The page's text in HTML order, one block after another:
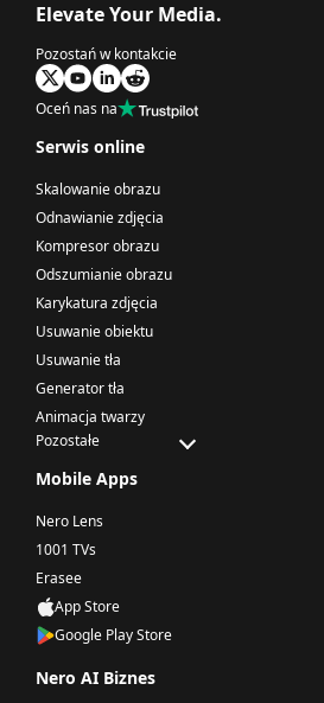
Elevate Your Media.
Pozostań w kontakcie
Oceń nas na
Serwis online
Skalowanie obrazu
Odnawianie zdjęcia
Kompresor obrazu
Odszumianie obrazu
Karykatura zdjęcia
Usuwanie obiektu
Usuwanie tła
Generator tła
Animacja twarzy
Pozostałe
Mobile Apps
Nero Lens
1001 TVs
Erasee
App Store
Google Play Store
Nero AI Biznes